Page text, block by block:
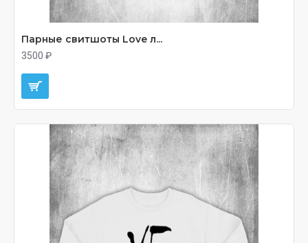
Парные свитшоты Love л...
3500 ₽